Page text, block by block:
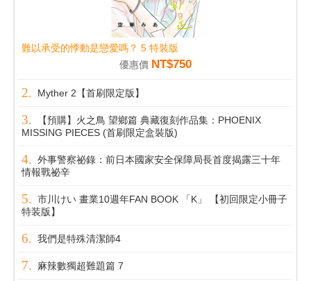
難以承受的悸動是戀愛嗎？ 5 特裝版
優惠價 NT$750
Myther 2【首刷限定版】
【預購】火之鳥 望鄉篇 典藏復刻作品集：PHOENIX
MISSING PIECES (首刷限定盒裝版)
外事警察祕錄：前日本國家安全保障局長首度揭露三十年
情報戰祕辛
市川けい 畫業10週年FAN BOOK 「K」 【初回限定小冊子
特装版】
我們是特殊清潔師4
麻辣數獨超難題篇 7